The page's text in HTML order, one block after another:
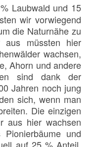
Laubwald und 15
wir vorwiegend
die Naturnähe zu
aus müssten hier
wachsen,
Ahorn und andere
sind dank der
Jahren noch jung
sich, wenn man
Die einzigen
aus hier wachsen
und